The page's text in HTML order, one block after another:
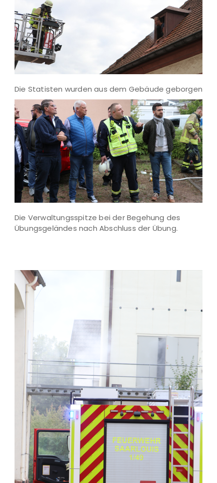
Die Statisten wurden aus dem Gebäude geborgen
Die Verwaltungsspitze bei der Begehung des
Übungsgeländes nach Abschluss der Übung.